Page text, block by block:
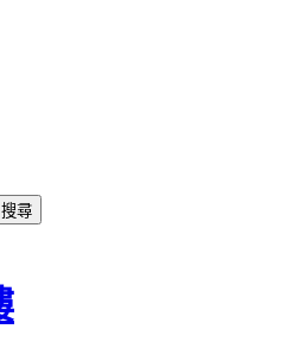
搜尋